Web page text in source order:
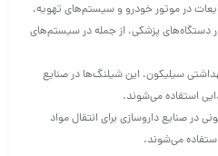
در موتور خودرو و سیستم‌های تهویه.
دستگاه‌های پزشکی، از جمله در سیستم‌های
سیلیکون، این شیلنگ‌ها در صنایع
استفاده می‌شوند.
صنایع داروسازی برای انتقال مواد
می‌شوند.